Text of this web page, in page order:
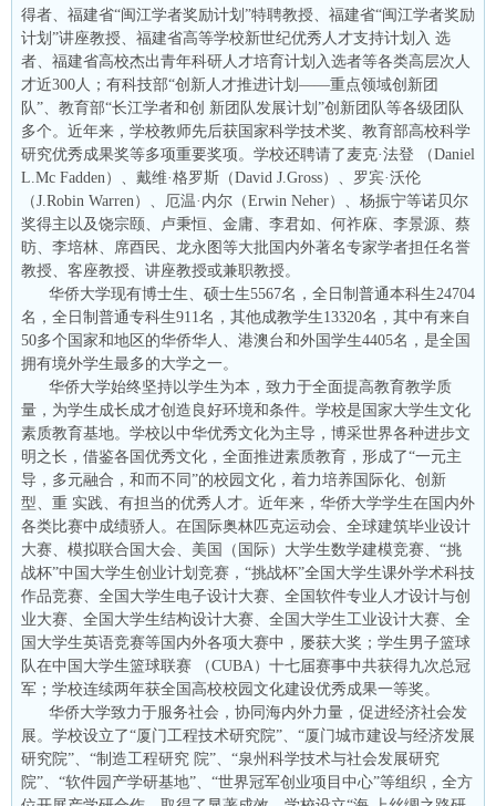
得者、福建省“闽江学者奖励计划”特聘教授、福建省“闽江学者奖励
计划”讲座教授、福建省高等学校新世纪优秀人才支持计划入 选
者、福建省高校杰出青年科研人才培育计划入选者等各类高层次人
才近300人；有科技部“创新人才推进计划——重点领域创新团
队”、教育部“长江学者和创 新团队发展计划”创新团队等各级团队
多个。近年来，学校教师先后获国家科学技术奖、教育部高校科学
研究优秀成果奖等多项重要奖项。学校还聘请了麦克·法登 （Daniel
L.Mc Fadden）、戴维·格罗斯（David J.Gross）、罗宾·沃伦
（J.Robin Warren）、厄温·内尔（Erwin Neher）、杨振宁等诺贝尔
奖得主以及饶宗颐、卢秉恒、金庸、李君如、何祚庥、李景源、蔡
昉、李培林、席酉民、龙永图等大批国内外著名专家学者担任名誉
教授、客座教授、讲座教授或兼职教授。
华侨大学现有博士生、硕士生5567名，全日制普通本科生24704
名，全日制普通专科生911名，其他成教学生13320名，其中有来自
50多个国家和地区的华侨华人、港澳台和外国学生4405名，是全国
拥有境外学生最多的大学之一。
华侨大学始终坚持以学生为本，致力于全面提高教育教学质
量，为学生成长成才创造良好环境和条件。学校是国家大学生文化
素质教育基地。学校以中华优秀文化为主导，博采世界各种进步文
明之长，借鉴各国优秀文化，全面推进素质教育，形成了“一元主
导，多元融合，和而不同”的校园文化，着力培养国际化、创新
型、重 实践、有担当的优秀人才。近年来，华侨大学学生在国内外
各类比赛中成绩骄人。在国际奥林匹克运动会、全球建筑毕业设计
大赛、模拟联合国大会、美国（国际）大学生数学建模竞赛、“挑
战杯”中国大学生创业计划竞赛，“挑战杯”全国大学生课外学术科技
作品竞赛、全国大学生电子设计大赛、全国软件专业人才设计与创
业大赛、全国大学生结构设计大赛、全国大学生工业设计大赛、全
国大学生英语竞赛等国内外各项大赛中，屡获大奖；学生男子篮球
队在中国大学生篮球联赛 （CUBA）十七届赛事中共获得九次总冠
军；学校连续两年获全国高校校园文化建设优秀成果一等奖。
华侨大学致力于服务社会，协同海内外力量，促进经济社会发
展。学校设立了“厦门工程技术研究院”、“厦门城市建设与经济发展
研究院”、“制造工程研究 院”、“泉州科学技术与社会发展研究
院”、“软件园产学研基地”、“世界冠军创业项目中心”等组织，全方